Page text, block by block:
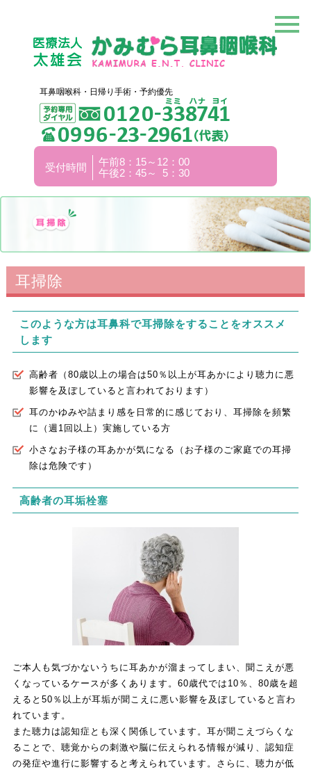
耳鼻咽喉科・日帰り手術・予約優先
受付時間
午前8：15～12：00
午後2：45～ 5：30
耳掃除
このような方は耳鼻科で耳掃除をすることをオススメ
します
高齢者（80歳以上の場合は50％以上が耳あかにより聴力に悪
影響を及ぼしていると言われております）
耳のかゆみや詰まり感を日常的に感じており、耳掃除を頻繁
に（週1回以上）実施している方
小さなお子様の耳あかが気になる（お子様のご家庭での耳掃
除は危険です）
高齢者の耳垢栓塞
ご本人も気づかないうちに耳あかが溜まってしまい、聞こえが悪
くなっているケースが多くあります。60歳代では10％、80歳を超
えると50％以上が耳垢が聞こえに悪い影響を及ぼしていると言わ
れています。
また聴力は認知症とも深く関係しています。耳が聞こえづらくな
ることで、聴覚からの刺激や脳に伝えられる情報が減り、認知症
の発症や進行に影響すると考えられています。さらに、聴力が低